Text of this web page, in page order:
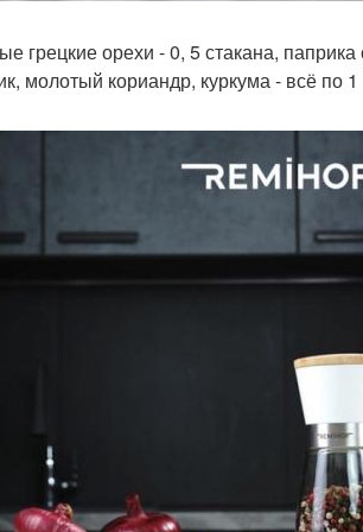
грецкие орехи - 0, 5 стакана,
молотый кориандр, куркума - всё по 1